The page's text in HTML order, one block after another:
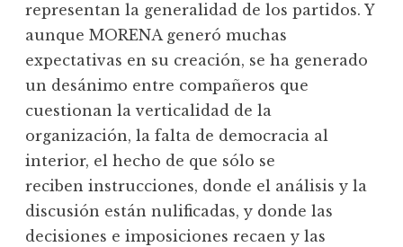
representan la generalidad de los partidos. Y
aunque MORENA generó muchas
expectativas en su creación, se ha generado
un desánimo entre compañeros que
cuestionan la verticalidad de la
organización, la falta de democracia al
interior, el hecho de que sólo se
reciben instrucciones, donde el análisis y la
discusión están nulificadas, y donde las
decisiones e imposiciones recaen y las